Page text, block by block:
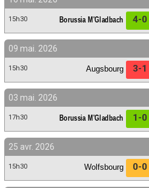
15h30 Borussia M'Gladbach 4-0
09 mai. 2026
15h30 Augsbourg 3-1
03 mai. 2026
17h30 Borussia M'Gladbach 1-0
25 avr. 2026
15h30 Wolfsbourg 0-0
Contact / Signaler un bug
Recrutement Maxifoot
Mentions légales
site web Maxifoot.fr